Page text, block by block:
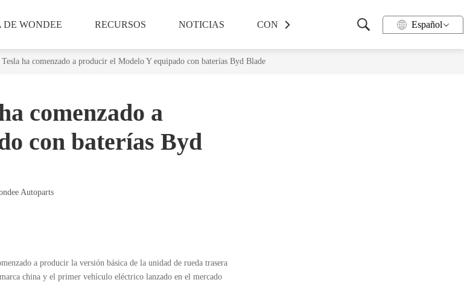
DE WONDEE RECURSOS NOTICIAS CONTACTO Español
ha comenzado a producir el Modelo Y equipado con baterías Byd Blade
comenzado a
con baterías Byd
Autoparts
a producir la versión básica de la unidad de rueda trasera
china y el primer vehículo eléctrico lanzado en el mercado